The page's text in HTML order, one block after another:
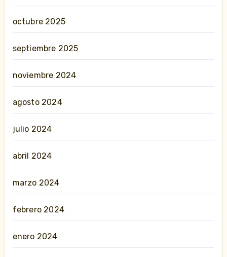
octubre 2025
septiembre 2025
noviembre 2024
agosto 2024
julio 2024
abril 2024
marzo 2024
febrero 2024
enero 2024